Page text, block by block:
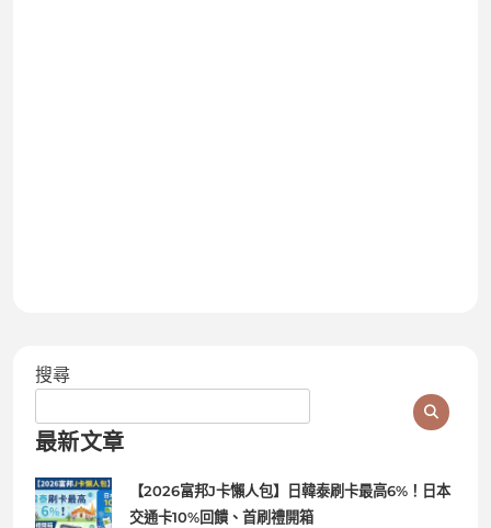
搜尋
最新文章
【2026富邦J卡懶人包】日韓泰刷卡最高6%！日本
交通卡10%回饋、首刷禮開箱